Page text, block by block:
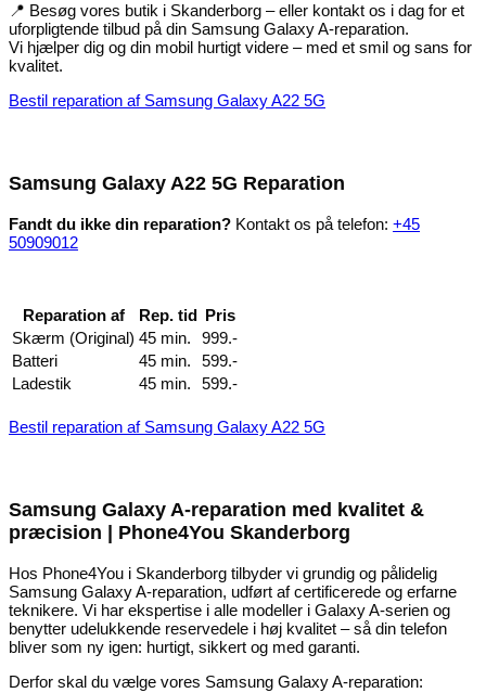
📍 Besøg vores butik i Skanderborg – eller kontakt os i dag for et
uforpligtende tilbud på din Samsung Galaxy A-reparation.
Vi hjælper dig og din mobil hurtigt videre – med et smil og sans for
kvalitet.
Bestil reparation af Samsung Galaxy A22 5G
Samsung Galaxy A22 5G Reparation
Fandt du ikke din reparation? Kontakt os på telefon: +45
50909012
Reparation af Rep. tid Pris
Skærm (Original) 45 min.
999.-
Batteri
45 min.
599.-
Ladestik
45 min. 599.-
Bestil reparation af Samsung Galaxy A22 5G
Samsung Galaxy A-reparation med kvalitet &
præcision | Phone4You Skanderborg
Hos Phone4You i Skanderborg tilbyder vi grundig og pålidelig
Samsung Galaxy A-reparation, udført af certificerede og erfarne
teknikere. Vi har ekspertise i alle modeller i Galaxy A-serien og
benytter udelukkende reservedele i høj kvalitet – så din telefon
bliver som ny igen: hurtigt, sikkert og med garanti.
Derfor skal du vælge vores Samsung Galaxy A-reparation: